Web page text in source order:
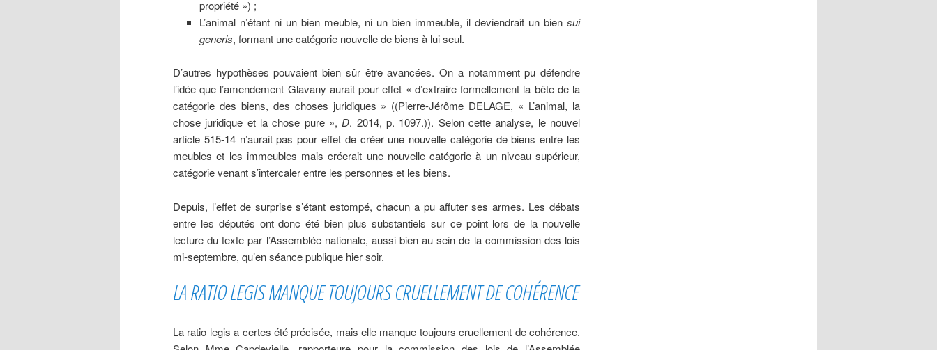
propriété ») ;
L’animal n’étant ni un bien meuble, ni un bien immeuble, il deviendrait un bien sui
generis, formant une catégorie nouvelle de biens à lui seul.
D’autres hypothèses pouvaient bien sûr être avancées. On a notamment pu défendre
l’idée que l’amendement Glavany aurait pour effet « d’extraire formellement la bête de la
catégorie des biens, des choses juridiques » ((Pierre-Jérôme DELAGE, « L’animal, la
chose juridique et la chose pure », D. 2014, p. 1097.)). Selon cette analyse, le nouvel
article 515-14 n’aurait pas pour effet de créer une nouvelle catégorie de biens entre les
meubles et les immeubles mais créerait une nouvelle catégorie à un niveau supérieur,
catégorie venant s’intercaler entre les personnes et les biens.
Depuis, l’effet de surprise s’étant estompé, chacun a pu affuter ses armes. Les débats
entre les députés ont donc été bien plus substantiels sur ce point lors de la nouvelle
lecture du texte par l’Assemblée nationale, aussi bien au sein de la commission des lois
mi-septembre, qu’en séance publique hier soir.
LA RATIO LEGIS MANQUE TOUJOURS CRUELLEMENT DE COHÉRENCE
La ratio legis a certes été précisée, mais elle manque toujours cruellement de cohérence.